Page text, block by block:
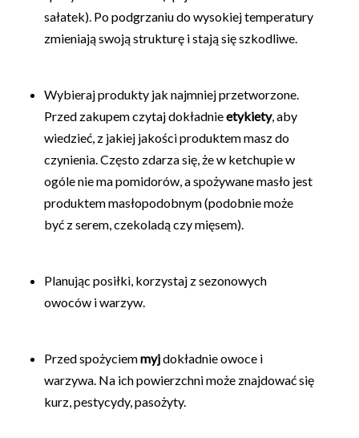
sałatek). Po podgrzaniu do wysokiej temperatury
zmieniają swoją strukturę i stają się szkodliwe.
Wybieraj produkty jak najmniej przetworzone.
Przed zakupem czytaj dokładnieetykiety, aby
wiedzieć, z jakiej jakości produktem masz do
czynienia. Często zdarza się, że w ketchupie w
ogóle nie ma pomidorów, a spożywane masło jest
produktem masłopodobnym (podobnie może
być z serem, czekoladą czy mięsem).
Planując posiłki, korzystaj z sezonowych
owoców i warzyw.
Przed spożyciemmyjdokładnie owoce i
warzywa. Na ich powierzchni może znajdować się
kurz, pestycydy, pasożyty.